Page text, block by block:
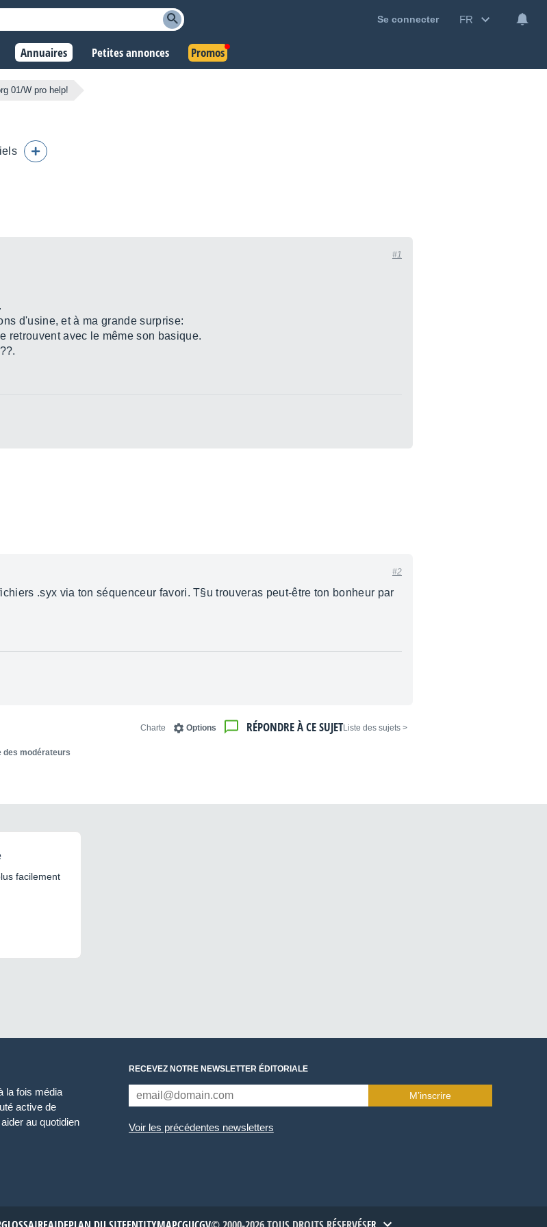
Se connecter FR
Annuaires Petites annonces Promos
01/W pro help!
#1
.
d'usine, et à ma grande surprise:
retrouvent avec le même son basique.
#2
.syx via ton séquenceur favori. T§u trouveras peut-être ton bonheur par
< Liste des sujets
RÉPONDRE À CE SUJET
Options
Charte
des modérateurs
facilement
la fois média
active de
au quotidien
RECEVEZ NOTRE NEWSLETTER ÉDITORIALE
M’inscrire
Voir les précédentes newsletters